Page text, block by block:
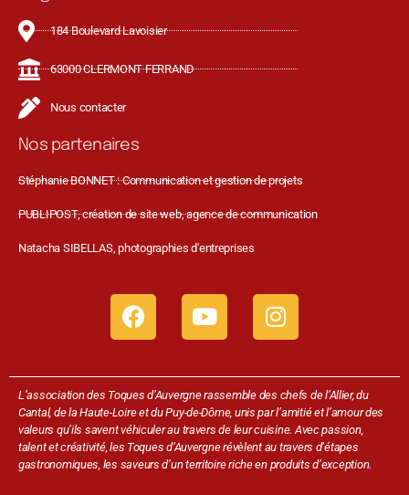
184 Boulevard Lavoisier
63000 CLERMONT FERRAND
Nous contacter
Nos partenaires
Stéphanie BONNET : Communication et gestion de projets
PUBLIPOST, création de site web, agence de communication
Natacha SIBELLAS, photographies d'entreprises
L’association des Toques d’Auvergne rassemble des chefs de l’Allier, du
Cantal, de la Haute-Loire et du Puy-de-Dôme, unis par l’amitié et l’amour des
valeurs qu’ils savent véhiculer au travers de leur cuisine. Avec passion,
talent et créativité, les Toques d’Auvergne révèlent au travers d’étapes
gastronomiques, les saveurs d’un territoire riche en produits d’exception.